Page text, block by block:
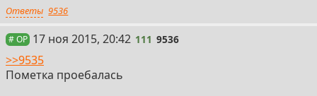
Ответы 9536
# OP 111
17 ноя 2015, 20:42 111 9536
>>9535
Пометка проебалась